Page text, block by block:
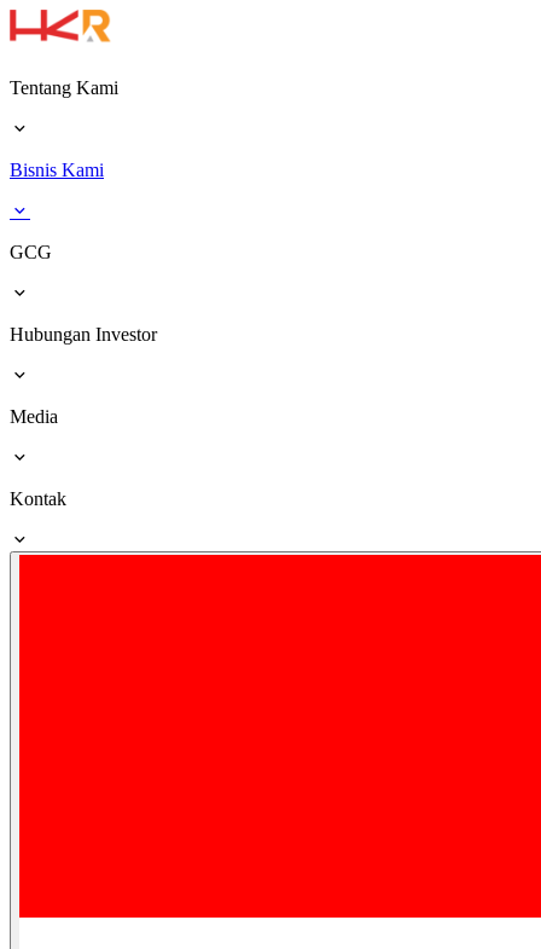
Tentang Kami
Bisnis Kami
GCG
Hubungan Investor
Media
Kontak